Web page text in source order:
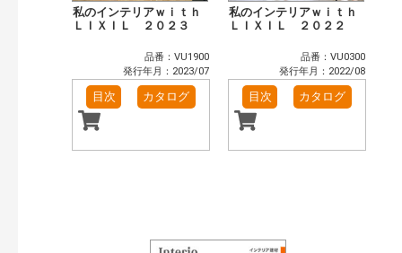
私のインテリアｗｉｔｈ
ＬＩＸＩＬ ２０２３
品番：VU1900
発行年月：2023/07
目次 カタログ
私のインテリアｗｉｔｈ
ＬＩＸＩＬ ２０２２
品番：VU0300
発行年月：2022/08
目次 カタログ